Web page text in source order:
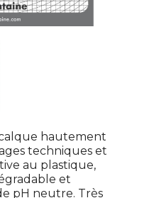
hautement
techniques et
au plastique,
et
pH neutre. Très